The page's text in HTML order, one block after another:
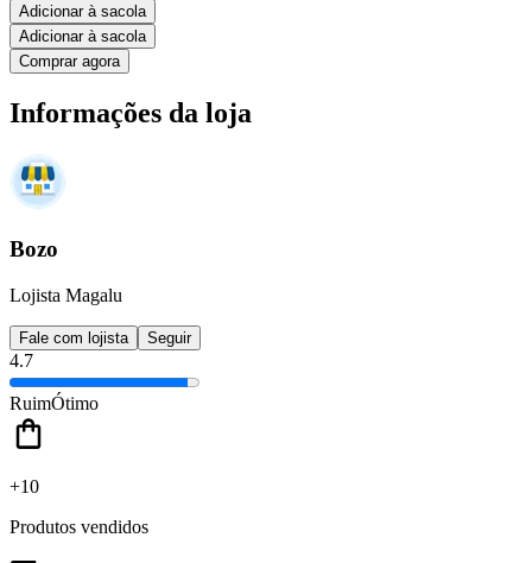
Adicionar à sacola
Adicionar à sacola
Comprar agora
Informações da loja
Bozo
Lojista Magalu
Fale com lojista Seguir
4.7
RuimÓtimo
+10
Produtos vendidos